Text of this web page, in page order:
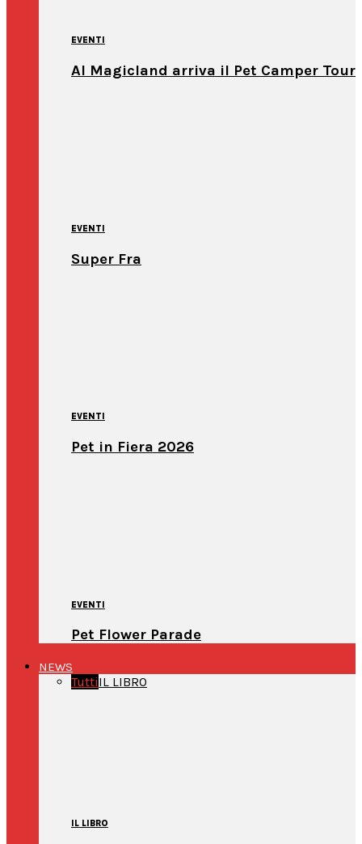
EVENTI
Al Magicland arriva il Pet Camper Tour
EVENTI
Super Fra
EVENTI
Pet in Fiera 2026
EVENTI
Pet Flower Parade
NEWS
TuttiIL LIBRO
IL LIBRO